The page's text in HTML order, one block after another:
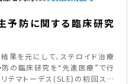
予防に関する臨床研究
果を元にして、ステロイド治療
の臨床研究を“先進医療”で行
テマトーデス(SLE)の初回ステ